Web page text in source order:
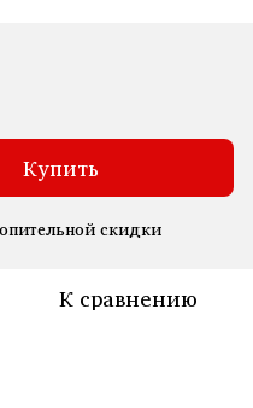
Купить
скидки
К сравнению